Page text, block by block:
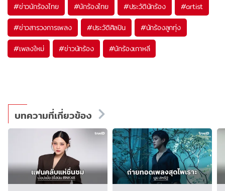
#ข่าวนักร้องไทย #นักร้องไทย #ประวัตินักร้อง #artist
#ข่าวสารวงการเพลง #ประวัติศิลปิน #นักร้องลูกทุ่ง
#เพลงใหม่ #ข่าวนักร้อง #นักร้องเกาหลี
บทความที่เกี่ยวข้อง